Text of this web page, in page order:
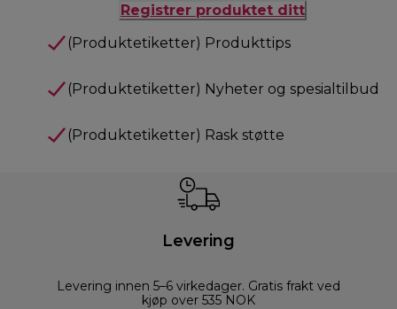
Registrer produktet ditt
(Produktetiketter) Produkttips
(Produktetiketter) Nyheter og spesialtilbud
(Produktetiketter) Rask støtte
Levering
Levering innen 5–6 virkedager. Gratis frakt ved
kjøp over 535 NOK